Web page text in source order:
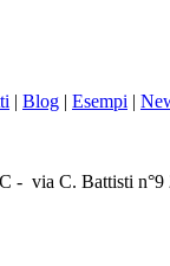
| Blog | Esempi |
via C. Battisti